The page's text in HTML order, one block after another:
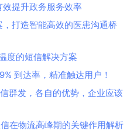
提升政务服务效率
打造智能高效的医患沟通桥
度的短信解决方案
到达率，精准触达用户！
群发，各自的优势，企业应该
在物流高峰期的关键作用解析